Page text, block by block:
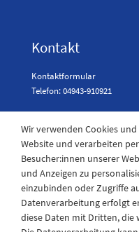
Kontakt
Kontaktformular
Telefon: 04943-910921
Laden
Montag - Freitag
08:30 - 12:30 und 13.00 -
Samstags
08:30 bis 12:30 Uhr
Wir verwenden Cookies
Website und verarbeiten
Besucher:innen unserer
und Anzeigen zu
einzubinden oder Zugriffe
Datenverarbeitung erfolgt
diese Daten mit Dritten, die